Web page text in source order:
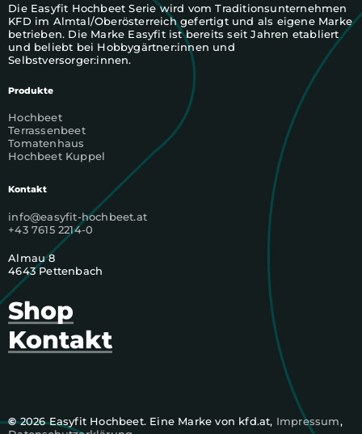
Die Easyfit Hochbeet Serie wird vom Traditionsunternehmen
KFD im Almtal/Oberösterreich gefertigt und als eigene Marke
betrieben. Die Marke Easyfit ist bereits seit Jahren etabliert
und beliebt bei Hobbygärtner:innen und
Selbstversorger:innen.
Produkte
Hochbeet
Terrassenbeet
Tomatenhaus
Hochbeet Kuppel
Kontakt
info@easyfit-hochbeet.at
+43 7615 2214-0
Almau 8
4643 Pettenbach
Shop
Kontakt
©2026Easyfit Hochbeet. Eine Marke von kfd.at, Impressum,